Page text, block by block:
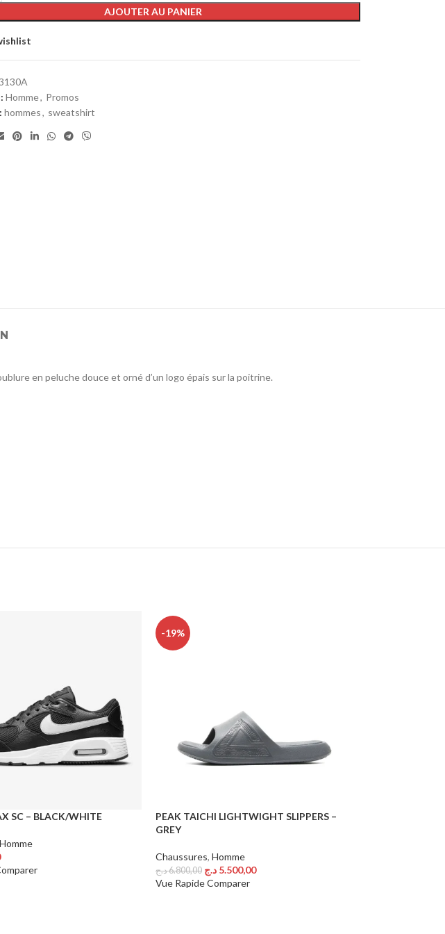
AJOUTER AU PANIER
Homme, Promos
hommes, sweatshirt
en peluche douce et orné d’un logo épais sur la poitrine.
SC – BLACK/WHITE
Homme
-19%
PEAK TAICHI LIGHTWIGHT SLIPPERS –
GREY
Chaussures, Homme
6.800,00د.ج 5.500,00 د.ج
Choix Des Options
Vue Rapide Comparer